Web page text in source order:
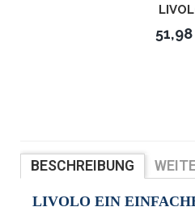
BESCHREIBUNG
LIVOLO EIN